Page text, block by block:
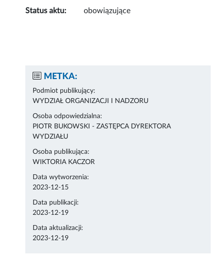
Status aktu: obowiązujące
METKA:
Podmiot publikujący:
WYDZIAŁ ORGANIZACJI I NADZORU
Osoba odpowiedzialna:
PIOTR BUKOWSKI - ZASTĘPCA DYREKTORA
WYDZIAŁU
Osoba publikująca:
WIKTORIA KACZOR
Data wytworzenia:
2023-12-15
Data publikacji:
2023-12-19
Data aktualizacji:
2023-12-19